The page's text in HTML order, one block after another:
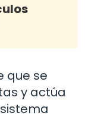
que se
y actúa